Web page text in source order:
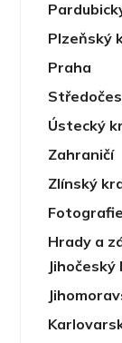
Plzeňský
Praha
Ústecký
Zahraničí
Zlínský
Fotografie
Hrady a
Jihočeský